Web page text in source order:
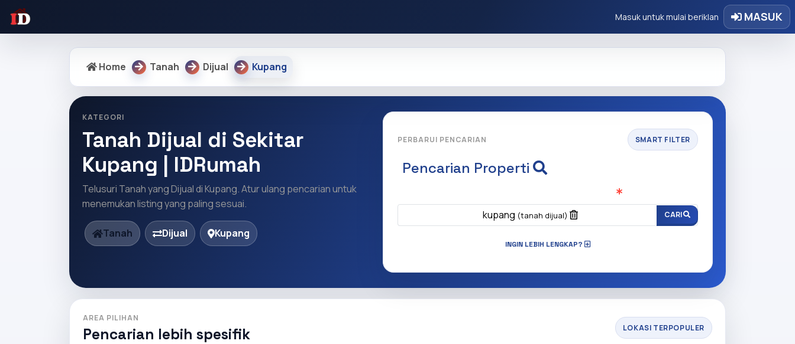
Masuk untuk mulai beriklan MASUK
Home Tanah Dijual Kupang
KATEGORI
Tanah Dijual di Sekitar
Kupang | IDRumah
Telusuri Tanah yang Dijual di Kupang. Atur ulang pencarian untuk
menemukan listing yang paling sesuai.
Tanah Dijual Kupang
PERBARUI PENCARIAN SMART FILTER
Pencarian Properti
kupang (tanah dijual) CARI
INGIN LEBIH LENGKAP?
AREA PILIHAN
Pencarian lebih spesifik LOKASI TERPOPULER